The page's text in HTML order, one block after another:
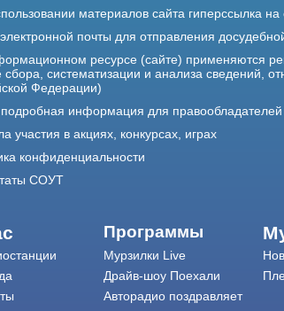
материалов сайта гиперссылка на
почты для отправления
ресурсе (сайте) применяются
сбора, систематизации и анализа сведений,
Федерации)
информация для правообладателей
участия в акциях, конкурсах, играх
конфиденциальности
СОУТ
Программы
Мурзилки Live
Драйв-шоу Поехали
Авторадио поздравляет